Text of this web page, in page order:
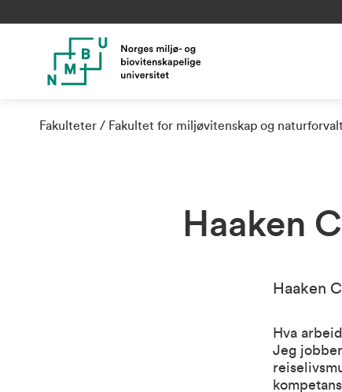
Fakulteter Fakultet for miljøvitenskap og
Haaken
Haaken
Hva
Jeg